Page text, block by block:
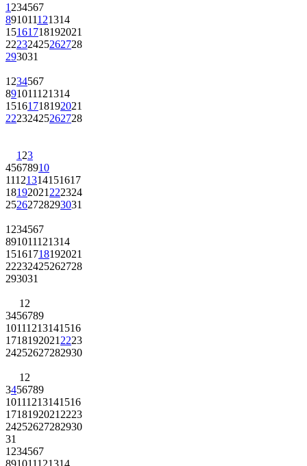
1 234567
891011121314
15161718192021
22232425262728
293031
1 234567
891011121314
15161718192021
22232425262728
1 23
45678910
11121314151617
18192021 222324
25262728293031
1 234567
891011121314
15161718192021
22232425262728
293031
1 2
3456789
10111213141516
1718192021 2223
24252627282930
1 2
3456789
10111213141516
1718192021 2223
24252627282930
31
1 234567
891011121314